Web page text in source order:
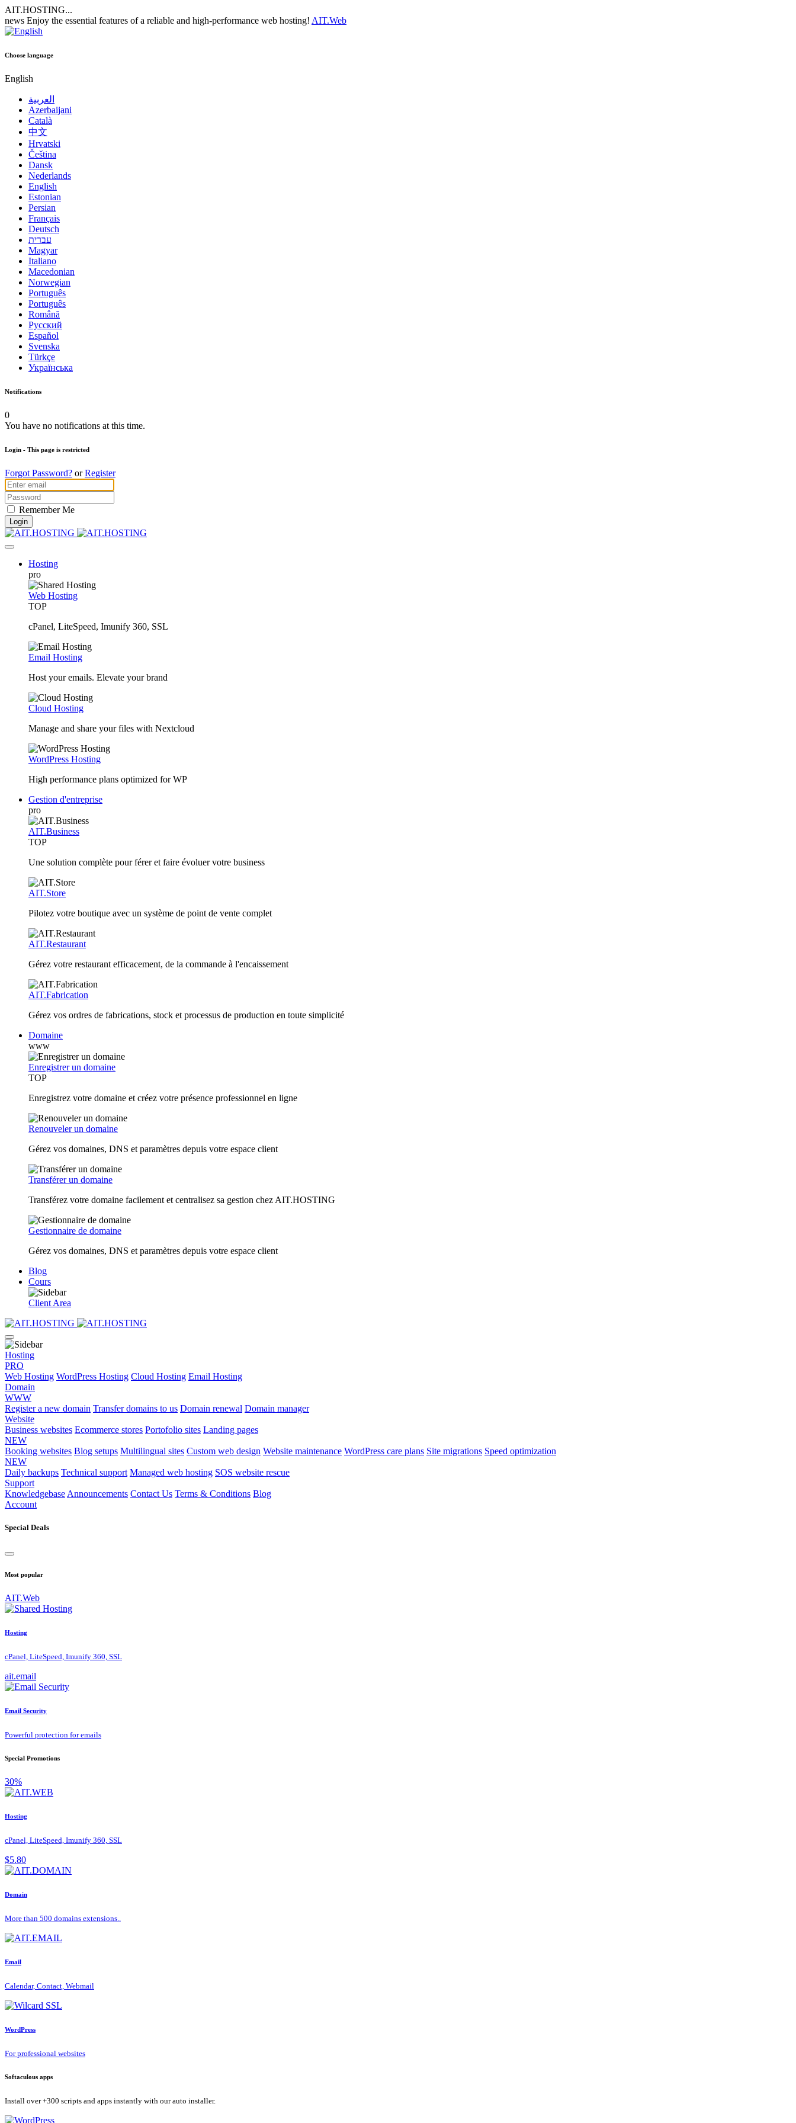
AIT.HOSTING...
news Enjoy the essential features of a reliable and high-performance web hosting! AIT.Web
Choose language
English
العربية
Azerbaijani
Català
中文
Hrvatski
Čeština
Dansk
Nederlands
English
Estonian
Persian
Français
Deutsch
עברית
Magyar
Italiano
Macedonian
Norwegian
Português
Português
Română
Русский
Español
Svenska
Türkçe
Українська
Notifications
0
You have no notifications at this time.
Login - This page is restricted
Forgot Password? orRegister
Remember Me
Hosting
pro
Web Hosting
TOP
cPanel, LiteSpeed, Imunify 360, SSL
Email Hosting
Host your emails. Elevate your brand
Cloud Hosting
Manage and share your files with Nextcloud
WordPress Hosting
High performance plans optimized for WP
Gestion d'entreprise
pro
AIT.Business
TOP
Une solution complète pour férer et faire évoluer votre business
AIT.Store
Pilotez votre boutique avec un système de point de vente complet
AIT.Restaurant
Gérez votre restaurant efficacement, de la commande à l'encaissement
AIT.Fabrication
Gérez vos ordres de fabrications, stock et processus de production en toute simplicité
Domaine
www
Enregistrer un domaine
TOP
Enregistrez votre domaine et créez votre présence professionnel en ligne
Renouveler un domaine
Gérez vos domaines, DNS et paramètres depuis votre espace client
Transférer un domaine
Transférez votre domaine facilement et centralisez sa gestion chez AIT.HOSTING
Gestionnaire de domaine
Gérez vos domaines, DNS et paramètres depuis votre espace client
Blog
Cours
Client Area
Hosting
PRO
Web Hosting WordPress Hosting Cloud Hosting Email Hosting
Domain
WWW
Register a new domain Transfer domains to us Domain renewal Domain manager
Website
Business websites Ecommerce stores Portofolio sites Landing pages
NEW
Booking websites Blog setups Multilingual sites Custom web design Website maintenance WordPress care plans Site migrations Speed optimization
NEW
Daily backups Technical support Managed web hosting SOS website rescue
Support
Knowledgebase Announcements Contact Us Terms & Conditions Blog
Account
Special Deals
Most popular
AIT.Web
Hosting
cPanel, LiteSpeed, Imunify 360, SSL
ait.email
Email Security
Powerful protection for emails
Special Promotions
30%
Hosting
cPanel, LiteSpeed, Imunify 360, SSL
$5.80
Domain
More than 500 domains extensions..
Email
Calendar, Contact, Webmail
WordPress
For professional websites
Softaculous apps
Install over +300 scripts and apps instantly with our auto installer.